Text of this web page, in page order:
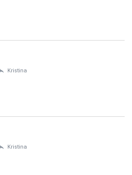
Kristina
Kristina